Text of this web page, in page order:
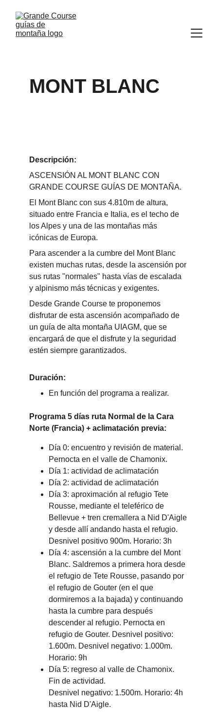
MONT BLANC
Descripción:
ASCENSIÓN AL MONT BLANC CON
GRANDE COURSE GUÍAS DE MONTAÑA.
El Mont Blanc con sus 4.810m de altura,
situado entre Francia e Italia, es el techo de
los Alpes y una de las montañas más
icónicas de Europa.
Para ascender a la cumbre del Mont Blanc
existen muchas rutas, desde la ascensión por
sus rutas "normales" hasta vías de escalada
y alpinismo más técnicas y exigentes.
Desde Grande Course te proponemos
disfrutar de esta ascensión acompañado de
un guía de alta montaña UIAGM, que se
encargará de que el disfrute y la seguridad
estén siempre garantizados.
Duración:
En función del programa a realizar.
Programa 5 días ruta Normal de la Cara
Norte (Francia) + aclimatación previa:
Día 0: encuentro y revisión de material.
Pernocta en el valle de Chamonix.
Día 1: actividad de aclimatación
Día 2: actividad de aclimatación
Día 3: aproximación al refugio Tete
Rousse, mediante el teleférico de
Bellevue + tren cremallera a Nid D'Aigle
y desde allí andando hasta el refugio.
Desnivel positivo 900m. Horario: 3h
Día 4: ascensión a la cumbre del Mont
Blanc. Saldremos a primera hora desde
el refugio de Tete Rousse, pasando por
el refugio de Gouter (en el que
dormiremos a la bajada) y continuando
hasta la cumbre para después
descender al refugio. Pernocta en
refugio de Gouter. Desnivel positivo:
1.600m. Desnivel negativo: 1.000m.
Horario: 9h
Día 5: regreso al valle de Chamonix.
Fin de actividad.
Desnivel negativo: 1.500m. Horario: 4h
hasta Nid D'Aigle.